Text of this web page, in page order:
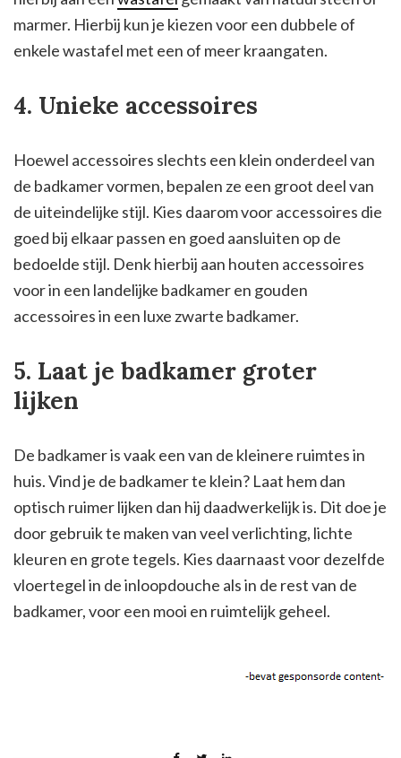
marmer. Hierbij kun je kiezen voor een dubbele of
enkele wastafel met een of meer kraangaten.
4. Unieke accessoires
Hoewel accessoires slechts een klein onderdeel van
de badkamer vormen, bepalen ze een groot deel van
de uiteindelijke stijl. Kies daarom voor accessoires die
goed bij elkaar passen en goed aansluiten op de
bedoelde stijl. Denk hierbij aan houten accessoires
voor in een landelijke badkamer en gouden
accessoires in een luxe zwarte badkamer.
5. Laat je badkamer groter
lijken
De badkamer is vaak een van de kleinere ruimtes in
huis. Vind je de badkamer te klein? Laat hem dan
optisch ruimer lijken dan hij daadwerkelijk is. Dit doe je
door gebruik te maken van veel verlichting, lichte
kleuren en grote tegels. Kies daarnaast voor dezelfde
vloertegel in de inloopdouche als in de rest van de
badkamer, voor een mooi en ruimtelijk geheel.